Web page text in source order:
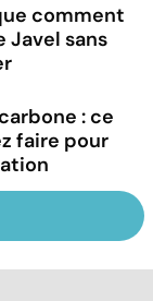
comment
Javel sans
: ce
faire pour